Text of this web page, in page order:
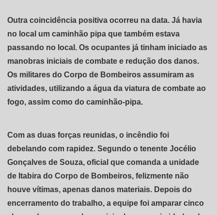
Outra coincidência positiva ocorreu na data. Já havia
no local um caminhão pipa que também estava
passando no local. Os ocupantes já tinham iniciado as
manobras iniciais de combate e redução dos danos.
Os militares do Corpo de Bombeiros assumiram as
atividades, utilizando a água da viatura de combate ao
fogo, assim como do caminhão-pipa.
Com as duas forças reunidas, o incêndio foi
debelando com rapidez. Segundo o tenente Jocélio
Gonçalves de Souza, oficial que comanda a unidade
de Itabira do Corpo de Bombeiros, felizmente não
houve vítimas, apenas danos materiais. Depois do
encerramento do trabalho, a equipe foi amparar cinco